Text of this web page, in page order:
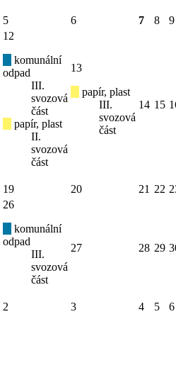
5 6 7 8 9
12
komunální
odpad
III.
svozová
část
papír, plast
II.
svozová
část
13
papír, plast
III.
svozová
část
14 15
19 20 21 22
26
komunální
odpad
III.
svozová
část
27 28 29
2 3 4 5
6